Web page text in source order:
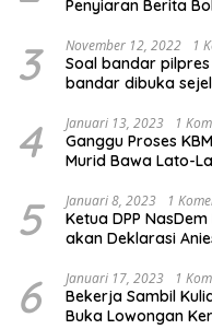
Penyiaran Berita
3 November 12, 2022 1
Soal bandar
bandar dibuka
4 Januari 13, 2023 1
Ganggu Proses
Murid Bawa Lato-
5 Januari 8, 2023 1
Ketua DPP
akan Deklarasi
6 Januari 17, 2023 1
Bekerja Sambil
Buka Lowongan